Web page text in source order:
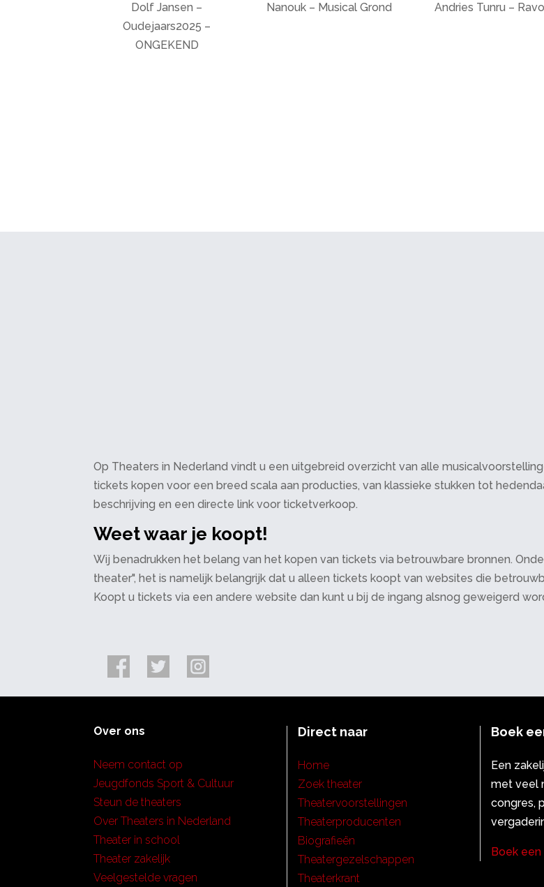
Dolf Jansen –
Oudejaars2025 –
ONGEKEND
Nanouk – Musical Grond Andries Tunru –
Op Theaters in Nederland vindt u een uitgebreid overzicht van alle
tickets kopen voor een breed scala aan producties, van klassieke stukken tot
beschrijving en een directe link voor ticketverkoop.
Weet waar je koopt!
Wij benadrukken het belang van het kopen van tickets via betrouwbare bronnen.
theater", het is namelijk belangrijk dat u alleen tickets koopt van websites die
Koopt u tickets via een andere website dan kunt u bij de ingang alsnog geweigerd
Over ons
Neem contact op
Jeugdfonds Sport & Cultuur
Steun de theaters
Over Theaters in Nederland
Theater in school
Theater zakelijk
Veelgestelde vragen
Direct naar
Home
Zoek theater
Theatervoorstellingen
Theaterproducenten
Biografieën
Theatergezelschappen
Theaterkrant
Boek
Een
met veel
congres,
Boek